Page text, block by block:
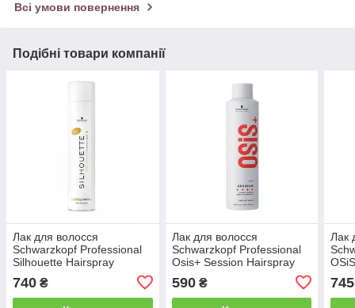
Всі умови повернення
Подібні товари компанії
Лак для волосся
Schwarzkopf Professional
Silhouette Hairspray
фіксація, 500 мл (Sc22)
740 ₴
Лак для волосся
Schwarzkopf Professional
Osis+ Session Hairspray
300 мл (Sc2)
590₴
Лак
745